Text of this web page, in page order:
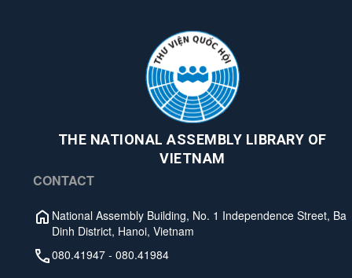
THE NATIONAL ASSEMBLY LIBRARY OF
VIETNAM
CONTACT
National Assembly Building, No. 1 Independence Street, Ba
Dinh District, Hanoi, Vietnam
080.41947 - 080.41984